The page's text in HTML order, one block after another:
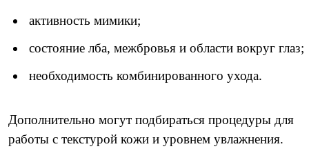
активность мимики;
состояние лба, межбровья и области вокруг глаз;
необходимость комбинированного ухода.
Дополнительно могут подбираться процедуры для
работы с текстурой кожи и уровнем увлажнения.